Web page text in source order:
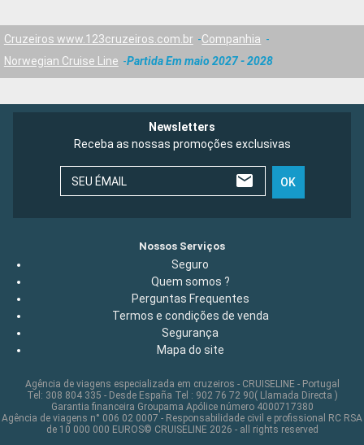
Cruzeiros www.123cruzeiros.com.br
Companhia
Norwegian Cruise Line
Partida Em maio 2027 - 2028
Newsletters
Receba as nossas promoções exclusivas
SEU ÉMAIL OK
Nossos Serviços
Seguro
Quem somos ?
Perguntas Frequentes
Termos e condições de venda
Segurança
Mapa do site
Agência de viagens especializada em cruzeiros - CRUISELINE - Portugal
Tel: 308 804 335 - Desde España Tel : 902 76 72 90( Llamada Directa )
Garantia financeira Groupama Apólice número 4000717380
Agência de viagens n° 006 02 0007 - Responsabilidade civil e profissional RC RSA
de 10 000 000 EUROS© CRUISELINE 2026 - all rights reserved